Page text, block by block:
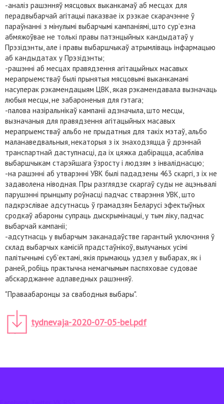
-аналіз рашэнняў мясцовых выканкамаў аб месцах для
перадвыбарчай агітацыі паказвае іх рэзкае скарачэнне ў
параўнанні з мінулымі выбарчымі кампаніямі, што сур’езна
абмяжоўвае не толькі правы патэнцыйных кандыдатаў у
Прэзідэнты, але і правы выбаршчыкаў атрымліваць інфармацыю
аб кандыдатах у Прэзідэнты;
-рашэнні аб месцах правядзення агітацыйных масавых
мерапрыемстваў былі прынятыя мясцовымі выканкамамі
насуперак рэкамендацыям ЦВК, якая рэкамендавала вызначаць
любыя месцы, не забароненыя для гэтага;
-палова назіральнікаў кампаніі адзначыла, што месцы,
вызначаныя для правядзення агітацыйных масавых
мерапрыемстваў альбо не прыдатныя для такіх мэтаў, альбо
маланаведвальныя, некаторыя з іх знаходзяцца ў дрэннай
транспартнай даступнасці, да іх цяжка дабірацца, асабліва
выбаршчыкам старэйшага ўзросту і людзям з інваліднасцю;
-на рашэнні аб утварэнні УВК былі пададзены 463 скаргі, з іх не
задаволена ніводная. Пры разглядзе скаргаў суды не ацэньвалі
парушэнні прынцыпу роўнасці падчас стварэння УВК, што
падкрэслівае адсутнасць ў грамадзян Беларусі эфектыўных
сродкаў абароны супраць дыскрымінацыі, у тым ліку, падчас
выбарчай кампаніі;
-адсутнасць у выбарчым заканадаўстве гарантый уключэння ў
склад выбарчых камісій прадстаўнікоў, вылучаных усімі
палітычнымі суб’ектамі, якія прымаюць удзел у выбарах, як і
раней, робіць практычна немагчымым паспяховае судовае
абскарджанне адпаведных рашэнняў.
"Праваабаронцы за свабодныя выбары".
tydnevaja-2020-07-05-bel.pdf